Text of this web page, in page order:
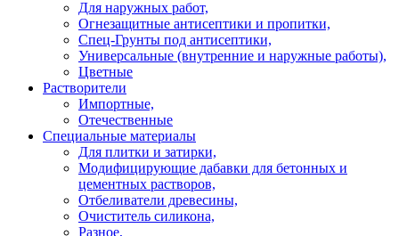
Для наружных работ,
Огнезащитные антисептики и пропитки,
Спец-Грунты под антисептики,
Универсальные (внутренние и наружные работы),
Цветные
Растворители
Импортные,
Отечественные
Специальные материалы
Для плитки и затирки,
Модифицирующие дабавки для бетонных и
цементных растворов,
Отбеливатели древесины,
Очиститель силикона,
Разное,